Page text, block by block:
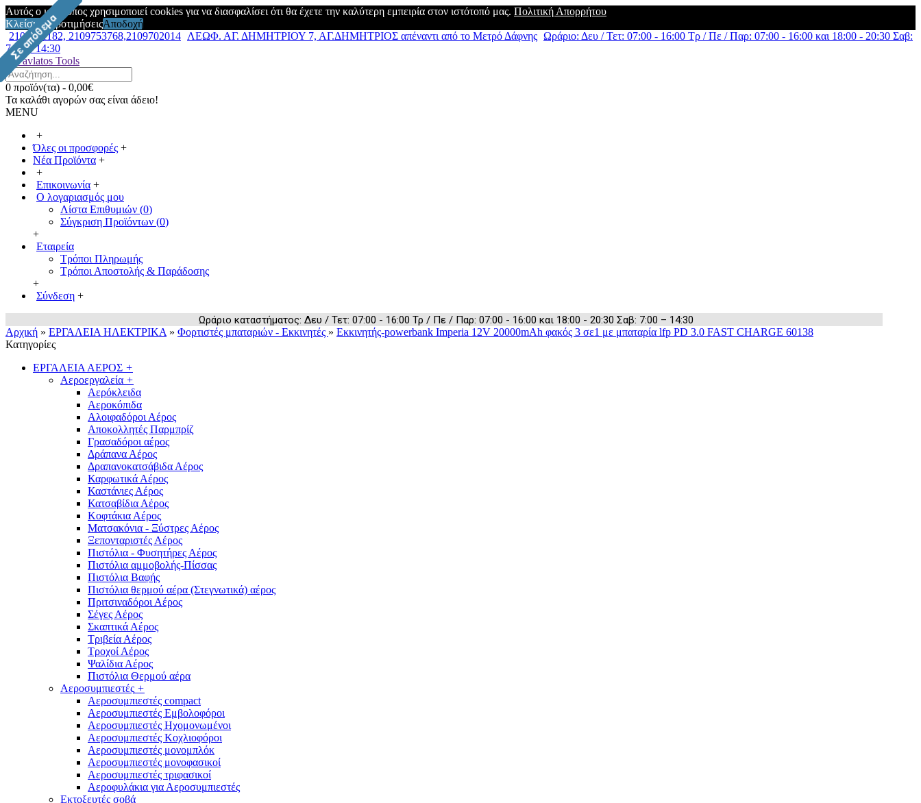
Αυτός ο ιστότοπος χρησιμοποιεί cookies για να διασφαλίσει ότι θα έχετε την καλύτερη εμπειρία στον ιστότοπό μας. Πολιτική Απορρήτου
ΚλείσιμοΠροτιμήσειςΑποδοχή
2109751182, 2109753768,2109702014 ΛΕΩΦ. ΑΓ. ΔΗΜΗΤΡΙΟΥ 7, ΑΓ.ΔΗΜΗΤΡΙΟΣ απέναντι από το Μετρό Δάφνης Ωράριο: Δευ / Τετ: 07:00 - 16:00 Τρ / Πε / Παρ: 07:00 - 16:00 και 18:00 - 20:30 Σαβ:
7:00 – 14:30
0 προϊόν(τα) - 0,00€
Τα καλάθι αγορών σας είναι άδειο!
MENU
+
Όλες οι προσφορές +
Νέα Προϊόντα +
+
Επικοινωνία +
Ο λογαριασμός μου
Λίστα Επιθυμιών (0)
Σύγκριση Προϊόντων (0)
+
Εταιρεία
Τρόποι Πληρωμής
Τρόποι Αποστολής & Παράδοσης
+
Σύνδεση +
Ωράριο καταστήματος: Δευ / Τετ: 07:00 - 16:00 Τρ / Πε / Παρ: 07:00 - 16:00 και 18:00 - 20:30 Σαβ: 7:00 – 14:30
Αρχική » ΕΡΓΑΛΕΙΑ ΗΛΕΚΤΡΙΚΑ » Φορτιστές μπαταριών - Εκκινητές » Εκκινητής-powerbank Imperia 12V 20000mAh φακός 3 σε1 με μπαταρία lfp PD 3.0 FAST CHARGE 60138
Κατηγορίες
ΕΡΓΑΛΕΙΑ ΑΕΡΟΣ +
Αεροεργαλεία +
Αερόκλειδα
Αεροκόπιδα
Αλοιφαδόροι Αέρος
Αποκολλητές Παρμπρίζ
Γρασαδόροι αέρος
Δράπανα Αέρος
Δραπανοκατσάβιδα Αέρος
Καρφωτικά Αέρος
Καστάνιες Αέρος
Κατσαβίδια Αέρος
Κοφτάκια Αέρος
Ματσακόνια - Ξύστρες Αέρος
Ξεπονταριστές Αέρος
Πιστόλια - Φυσητήρες Αέρος
Πιστόλια αμμοβολής-Πίσσας
Πιστόλια Βαφής
Πιστόλια θερμού αέρα (Στεγνωτικά) αέρος
Πριτσιναδόροι Αέρος
Σέγες Αέρος
Σκαπτικά Αέρος
Τριβεία Αέρος
Τροχοί Αέρος
Ψαλίδια Αέρος
Πιστόλια Θερμού αέρα
Αεροσυμπιεστές +
Αεροσυμπιεστές compact
Αεροσυμπιεστές Εμβολοφόροι
Αεροσυμπιεστές Ηχομονωμένοι
Αεροσυμπιεστές Κοχλιοφόροι
Αεροσυμπιεστές μονομπλόκ
Αεροσυμπιεστές μονοφασικοί
Αεροσυμπιεστές τριφασικοί
Αεροφυλάκια για Αεροσυμπιεστές
Εκτοξευτές σοβά